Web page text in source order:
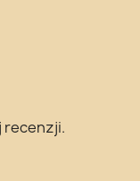
recenzji.